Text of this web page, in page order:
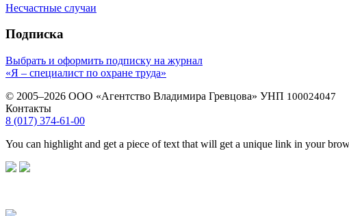
Несчастные случаи
Подписка
Выбрать и оформить подписку на журнал
«Я – специалист по охране труда»
© 2005–2026 ООО «Агентство Владимира Гревцова» УНП 100024047
Контакты
8 (017) 374-61-00
You can highlight and get a piece of text that will get a unique link in your